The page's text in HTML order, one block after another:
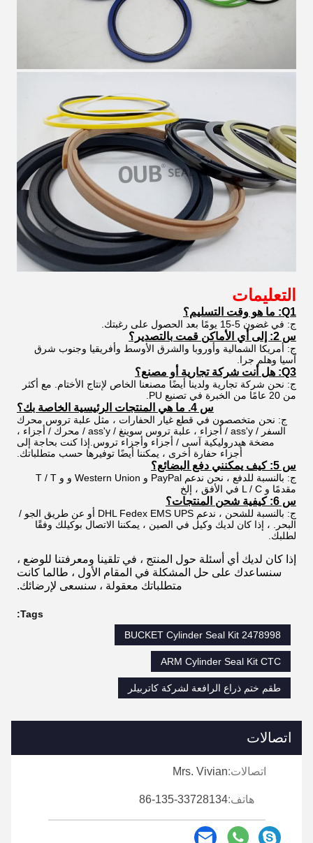
التعليمات
Q1: ما هو وقت التسليم؟
ج: في غضون 5-15 يومًا بعد الحصول على رغبتك.
س 2: إلى أي الأماكن قمت بالتصدير؟
ج: أمريكا الشمالية وأوروبا والشرق الأوسط وأفريقيا وجنوب شرق
آسيا وهلم جرا.
Q3: هل أنت شركة تجارية أو مصنع؟
ج: نحن شركة تجارية ولدينا أيضًا مصنعنا الخاص لإنتاج الأختام. مع أكثر
من 20 عامًا من الخبرة في تصنيع PU.
س 4. ما هي المنتجات الرئيسية الخاصة بك؟
ج: نحن متخصصون في قطع غيار الحفارات ، مثل علبة تروس محرك
السفر / ass'y / أجزاء ، علبة تروس سوينغ / ass'y / محرك / أجزاء ،
مضخة هيدروليكية آسى / أجزاء وأجزاء تروس.إذا كنت بحاجة إلى
أجزاء حفارة أخرى ، يمكننا أيضًا توفيرها حسب متطلباتك.
س 5: كيف يمكنني دفع البضائع؟
ج: بالنسبة للدفع ، نحن ندعم PayPal و Western Union و و T / T
مقدمًا و L / C في الأفق ، إلخ
س 6: كيفية شحن المنتجات؟
ج: بالنسبة للشحن ، ندعم DHL Fedex EMS UPS أو عن طريق الجو /
البحر. ، إذا كان لديك وكيل في الصين ، يمكننا الاتصال بوكيلك وفقًا
لطلبك.
إذا كان لديك أي أسئلة حول المنتج ، في تلقينا ومعرفتنا للوضع ،
سنساعدك على حل المشكلة في المقام الأول ، طالما كانت
متطلباتك معقولة ، سنسعى لإرضائك.
Tags:
BUCKET Cylinder Seal Kit 2478998
ARM Cylinder Seal Kit CTC
طقم ختم ذراع الرافعة لشركة كاتربيلر
اتصالات
اتصالات:Mrs. Vivian
هاتف:86-135-33728134